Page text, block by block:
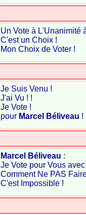
Un Vote à L'Unanimité
C'est un Choix !
Mon Choix de Voter !
Je Suis Venu !
J'ai Vu ! !
Je Vote !
pour Marcel Béliveau !
Marcel Béliveau :
Je Vote pour Vous
Comment Ne PAS
C'est Impossible !